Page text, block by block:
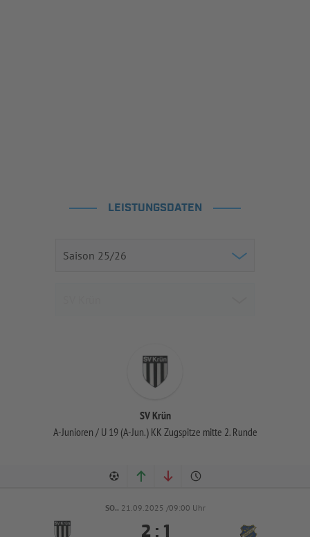
LEISTUNGSDATEN
SV Krün
A-Junioren / U 19 (A-Jun.) KK Zugspitze mitte 2. Runde
SO.. 21.09.2025 /09:00 Uhr
 : 